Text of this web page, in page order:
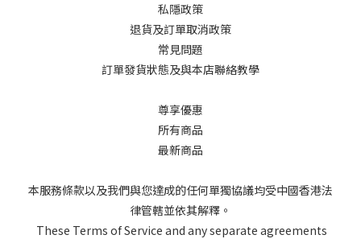
私隱政策
退貨及訂單取消政策
常見問題
訂單發貨狀態及與本店聯絡教學
尊享優惠
所有商品
最新商品
本服務條款以及我們與您達成的任何單獨協議均受中國香港法
律管轄並依其解釋。
These Terms of Service and any separate agreements